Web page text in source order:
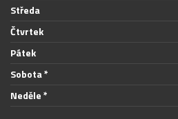
Středa
Čtvrtek
Pátek
Sobota *
Neděle *